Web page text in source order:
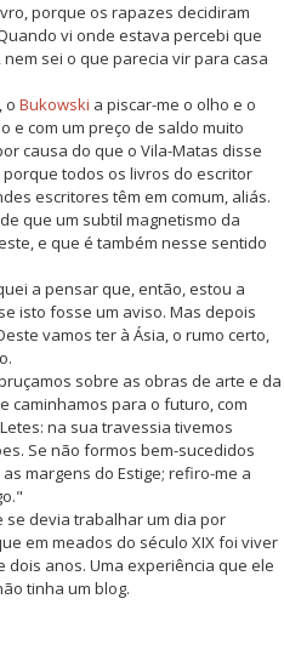
porque os rapazes decidiram
vi onde estava percebi que
sei o que parecia vir para casa
o Bukowski a piscar-me o olho e o
e com um preço de saldo muito
causa do que o Vila-Matas disse
todos os livros do escritor
escritores têm em comum, aliás.
que um subtil magnetismo da
e que é também nesse sentido
a pensar que, então, estou a
isto fosse um aviso. Mas depois
vamos ter à Ásia, o rumo certo,
sobre as obras de arte e da
caminhamos para o futuro, com
na sua travessia tivemos
Se não formos bem-sucedidos
margens do Estige; refiro-me a
se devia trabalhar um dia por
em meados do século XIX foi viver
anos. Uma experiência que ele
tinha um blog.